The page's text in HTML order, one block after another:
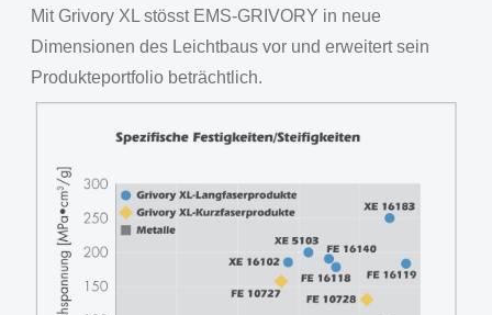
Mit Grivory XL stösst EMS-GRIVORY in neue
Dimensionen des Leichtbaus vor und erweitert sein
Produkteportfolio beträchtlich.